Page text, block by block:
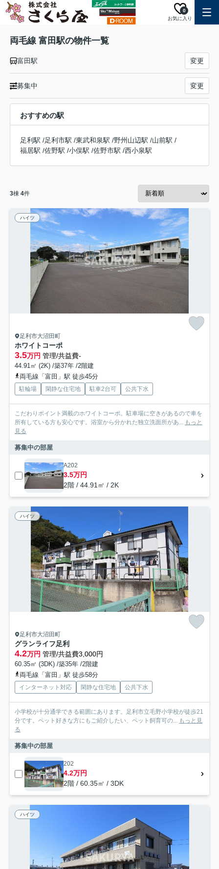
お気に入り
0
両毛線 富田駅の物件一覧
富田駅 変更
募集中 変更
おすすめの駅
足利駅 /足利市駅 /東武和泉駅 /野州山辺駅 /山前駅 /
福居駅 /佐野駅 /小俣駅 /佐野市駅 /西小泉駅
3棟 4件
ハイツ
足利市大沼田町
ホワイトコーポ
3.5万円 管理/共益費-
44.91㎡ (2K) /築37年 /2階建
両毛線「富田」駅 徒歩45分
駐輪場 閑静な住宅地 駐車2台可 公共下水
こだわりポイント満載のホワイトコーポ。駐車場に空きがあるので車を
所有している方も安心です。浴室から分かれた独立洗面所があ... もっと
見る
募集中の部屋
A202
3.5万円
2階 / 44.91㎡ / 2K
ハイツ
足利市大沼田町
グランライフ足利
4.2万円 管理/共益費3,000円
60.35㎡ (3DK) /築35年 /2階建
両毛線「富田」駅 徒歩58分
インターネット対応 閑静な住宅地 公共下水
小学校が十分通学できる範囲にあります。足利市立毛野小学校が徒歩21
分です。ペット好きな方にもご紹介したい、ペット飼育可の... もっと見
る
募集中の部屋
202
4.2万円
2階 / 60.35㎡ / 3DK
ハイツ